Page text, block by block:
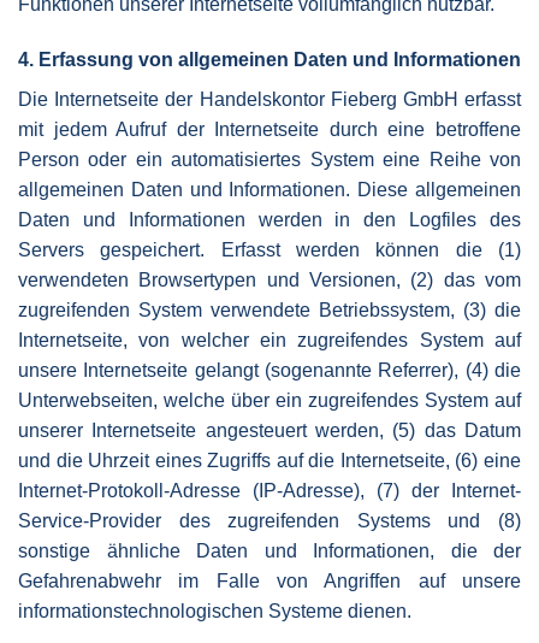
4. Erfassung von allgemeinen Daten und Informationen
Die Internetseite der Handelskontor Fieberg GmbH erfasst
mit jedem Aufruf der Internetseite durch eine betroffene
Person oder ein automatisiertes System eine Reihe von
allgemeinen Daten und Informationen. Diese allgemeinen
Daten und Informationen werden in den Logfiles des
Servers gespeichert. Erfasst werden können die (1)
verwendeten Browsertypen und Versionen, (2) das vom
zugreifenden System verwendete Betriebssystem, (3) die
Internetseite, von welcher ein zugreifendes System auf
unsere Internetseite gelangt (sogenannte Referrer), (4) die
Unterwebseiten, welche über ein zugreifendes System auf
unserer Internetseite angesteuert werden, (5) das Datum
und die Uhrzeit eines Zugriffs auf die Internetseite, (6) eine
Internet-Protokoll-Adresse (IP-Adresse), (7) der Internet-
Service-Provider des zugreifenden Systems und (8)
sonstige ähnliche Daten und Informationen, die der
Gefahrenabwehr im Falle von Angriffen auf unsere
informationstechnologischen Systeme dienen.